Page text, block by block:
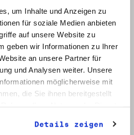
um Inhalte und Anzeigen zu
für soziale Medien anbieten
auf unsere Website zu
geben wir Informationen zu Ihrer
an unsere Partner für
und Analysen weiter. Unsere
möglicherweise mit
die Sie ihnen bereitgestellt
Details zeigen
Titel: Fusion von "Bündnis 90" und "Die Grünen" (2)
- Jan. 1993